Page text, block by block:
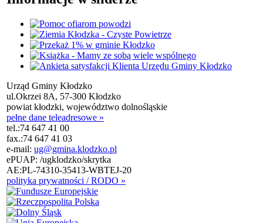
Urząd Gminy Kłodzko
ul.Okrzei 8A, 57-300 Kłodzko
powiat kłodzki, województwo dolnośląskie
pełne dane teleadresowe »
tel.:74 647 41 00
fax.:74 647 41 03
e-mail: ug@gmina.klodzko.pl
ePUAP: /ugklodzko/skrytka
AE:PL-74310-35413-WBTEJ-20
polityka prywatności / RODO »